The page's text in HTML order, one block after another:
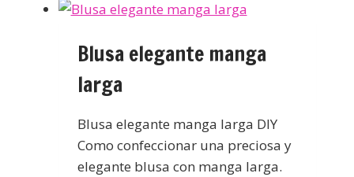
Blusa elegante manga
larga
Blusa elegante manga larga DIY
Como confeccionar una preciosa y
elegante blusa con manga larga.